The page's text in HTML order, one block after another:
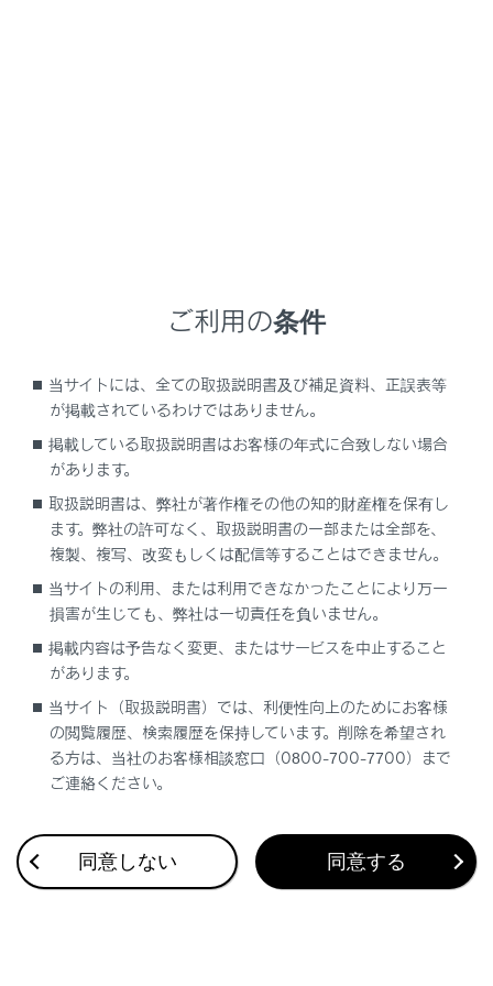
マルチメディアシステムの基本操作
ナビゲーションの基本操作
エージェント（音声対話サービス）
合わせて見られているページ
USB 機器を接続する
オーディオのソースを変更する
ディスプレイと操作スイッチ
このページは役に立ちましたか？
ご利用の条件
当サイトには、全ての取扱説明書及び補足資料、正誤表等
が掲載されているわけではありません。
掲載している取扱説明書はお客様の年式に合致しない場合
があります。
取扱説明書は、弊社が著作権その他の知的財産権を保有し
ます。弊社の許可なく、取扱説明書の一部または全部を、
複製、複写、改変もしくは配信等することはできません。
当サイトの利用、または利用できなかったことにより万一
損害が生じても、弊社は一切責任を負いません。
掲載内容は予告なく変更、またはサービスを中止すること
があります。
当サイト（取扱説明書）では、利便性向上のためにお客様
の閲覧履歴、検索履歴を保持しています。削除を希望され
る方は、当社のお客様相談窓口（0800-700-7700）まで
ご連絡ください。
同意しない 同意する